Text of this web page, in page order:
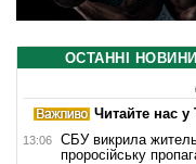
ОСТАННІ НОВИНИ
Читайте нас
13:06
СБУ викрила
проросійську